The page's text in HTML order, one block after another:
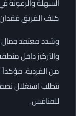
السهلة والرعونة
كلف الفريق
وشدد معتمد جمال
والتركيز داخل
من الفردية،
تتطلب استغلال
للمنافس.